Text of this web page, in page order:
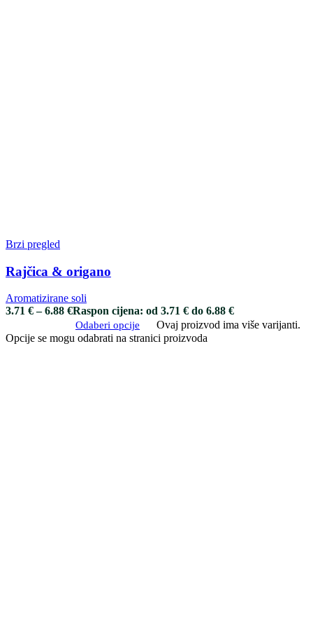
Brzi pregled
Rajčica & origano
Aromatizirane soli
3.71 € – 6.88 €Raspon cijena: od 3.71 € do 6.88 €
Odaberi opcije
Ovaj proizvod ima više varijanti.
Opcije se mogu odabrati na stranici proizvoda